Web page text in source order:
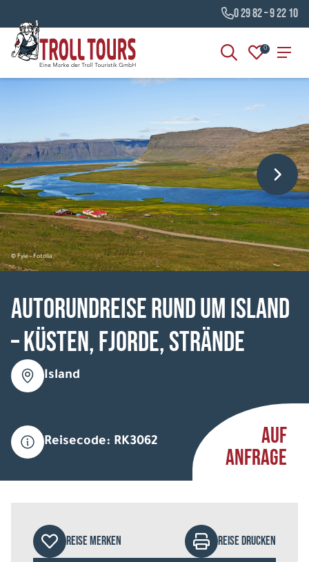
0 29 82 – 9 22 10
0
© Fyle - Fotolia
Autorundreise Rund um Island
– Küsten, Fjorde, Strände
Island
Reisecode: RK3062
AUF
ANFRAGE
REISE MERKEN REISE DRUCKEN